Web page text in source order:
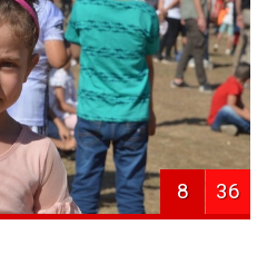
8 36